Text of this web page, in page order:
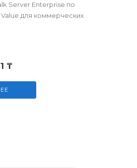
Server Enterprise по
для коммерческих
₸